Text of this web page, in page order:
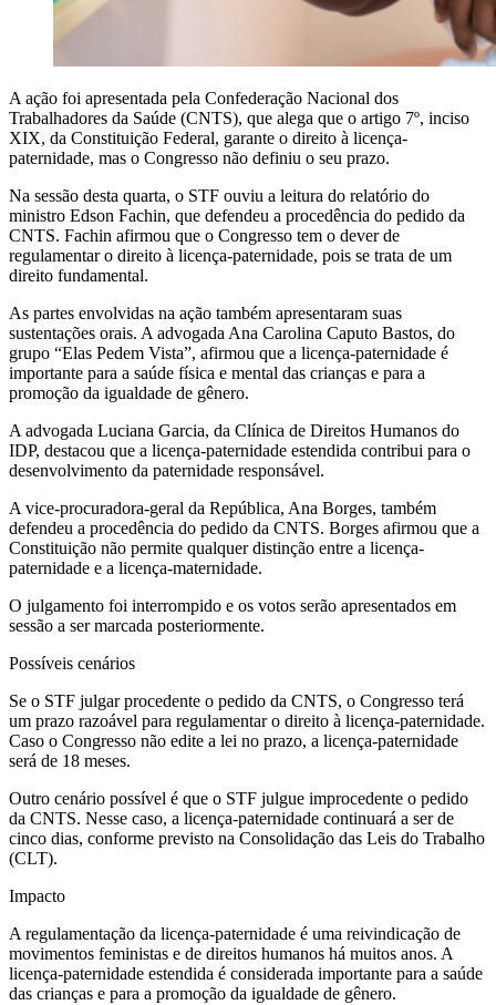
A ação foi apresentada pela Confederação Nacional dos
Trabalhadores da Saúde (CNTS), que alega que o artigo 7º, inciso
XIX, da Constituição Federal, garante o direito à licença-
paternidade, mas o Congresso não definiu o seu prazo.
Na sessão desta quarta, o STF ouviu a leitura do relatório do
ministro Edson Fachin, que defendeu a procedência do pedido da
CNTS. Fachin afirmou que o Congresso tem o dever de
regulamentar o direito à licença-paternidade, pois se trata de um
direito fundamental.
As partes envolvidas na ação também apresentaram suas
sustentações orais. A advogada Ana Carolina Caputo Bastos, do
grupo “Elas Pedem Vista”, afirmou que a licença-paternidade é
importante para a saúde física e mental das crianças e para a
promoção da igualdade de gênero.
A advogada Luciana Garcia, da Clínica de Direitos Humanos do
IDP, destacou que a licença-paternidade estendida contribui para o
desenvolvimento da paternidade responsável.
A vice-procuradora-geral da República, Ana Borges, também
defendeu a procedência do pedido da CNTS. Borges afirmou que a
Constituição não permite qualquer distinção entre a licença-
paternidade e a licença-maternidade.
O julgamento foi interrompido e os votos serão apresentados em
sessão a ser marcada posteriormente.
Possíveis cenários
Se o STF julgar procedente o pedido da CNTS, o Congresso terá
um prazo razoável para regulamentar o direito à licença-paternidade.
Caso o Congresso não edite a lei no prazo, a licença-paternidade
será de 18 meses.
Outro cenário possível é que o STF julgue improcedente o pedido
da CNTS. Nesse caso, a licença-paternidade continuará a ser de
cinco dias, conforme previsto na Consolidação das Leis do Trabalho
(CLT).
Impacto
A regulamentação da licença-paternidade é uma reivindicação de
movimentos feministas e de direitos humanos há muitos anos. A
licença-paternidade estendida é considerada importante para a saúde
das crianças e para a promoção da igualdade de gênero.